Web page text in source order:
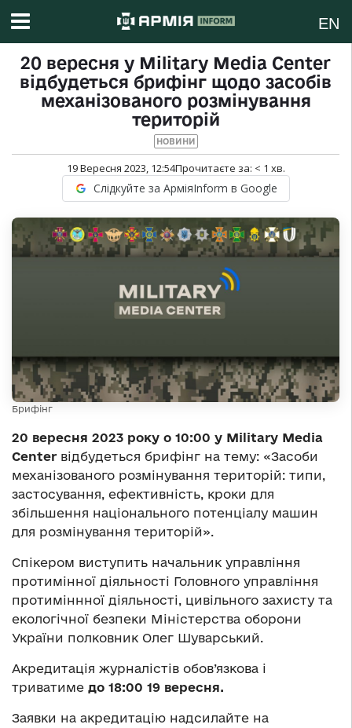
EN
20 вересня у Military Media Center
відбудеться брифінг щодо засобів
механізованого розмінування
територій
НОВИНИ
19 Вересня 2023, 12:54Прочитаєте за: < 1 хв.
Слідкуйте за АрміяInform в Google
Брифінг
20 вересня 2023 року о 10:00 у Military Media
Center відбудеться брифінг на тему: «Засоби
механізованого розмінування територій: типи,
застосування, ефективність, кроки для
збільшення національного потенціалу машин
для розмінування територій».
Спікером виступить начальник управління
протимінної діяльності Головного управління
протиміннної діяльності, цивільного захисту та
екологічної безпеки Міністерства оборони
України полковник Олег Шуварський.
Акредитація журналістів обов’язкова і
триватиме до 18:00 19 вересня.
Заявки на акредитацію надсилайте на